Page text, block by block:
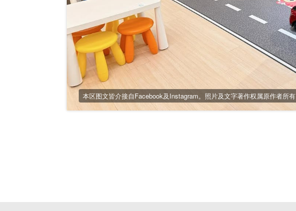
本区图文皆介接自Facebook及Instagram。照片及文字著作权属原作者所有